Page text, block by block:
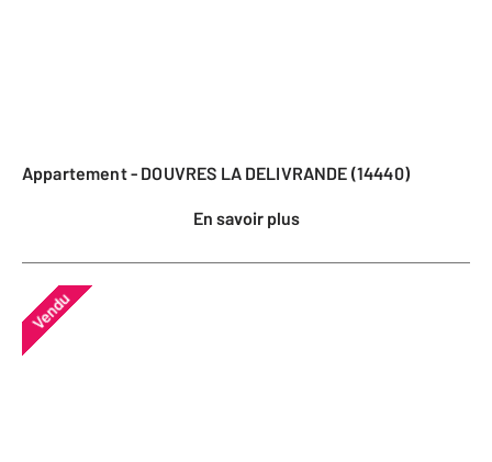
Appartement - DOUVRES LA DELIVRANDE (14440)
En savoir plus
Vendu